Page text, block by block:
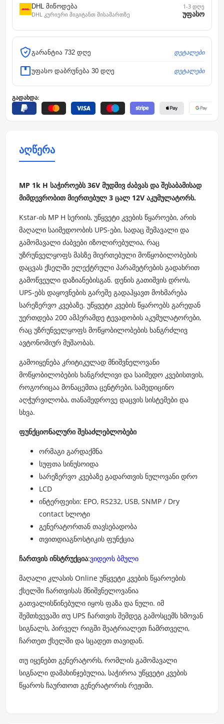
DHL მიწოდება
DHL კურიერი მიგიტანთ მისამართზე
1-3 დღე
უფასო
გარანტია 732 დღე დეტალები
უფასო დაბრუნება 30 დღე დეტალები
გადახდა:
აღწერა
MP 1k H საჭიროებს 36V მუდმივ ძაბვას და შესაბამისად
მიმდევრობით მიერთებულ 3 ცალ 12V აკუმულატორს.
Kstar-ის MP H სერიის, უწყვეტი კვების წყაროები, არის
მაღალი საიმედოობის UPS-ები, სადაც შემავალი და
გამომავალი ძაბვები იზოლირებულია, რაც
უზრუნველყოფს მასზე მიერთებული მოწყობილობების
დაცვას ქსელში ელექტრული პარამეტრების გადახრით
გამოწვეული დაზიანებისგან. დენის გათიშვის დროს,
UPS-ებს დაყოვნების გარეშე გადაჰყავთ მოხმარება
სარეზერვო კვებაზე. უწყვეტი კვების წყაროებს გარედან
უერთდება 200 ამპერამდე ტევადობის აკუმულატორები,
რაც უზრუნველყოფს მოწყობილობების ხანგრძლივ
ავტონომიურ მუშაობას.
გამოიყენება კრიტიკულად მნიშვნელოვანი
მოწყობილობების ხანგრძლივი და საიმედო კვებისთვის,
როგორიცაა მონაცემთა ცენტრები, სამედიცინო
აღჭურვილობა, თანამედროვე დაცვის სისტემები და
სხვა.
ფუნქციონალური შესაძლებლობები
ორმაგი გარდაქმნა
სუფთა სინუსოიდა
სარეზერვო კვებაზე გადართვის ნულოვანი დრო
LCD
ინტერფეისი: EPO, RS232, USB, SNMP / Dry
contact სლოტი
გენერატორთან თავსებადობა
თვითდიაგნოსტიკის ფუნქცია
ჩართვის ინსტრუქცია:ვიდეოს ბმული
მაღალი კლასის Online უწყვეტი კვების წყაროების
ქსელში ჩართვისას მნიშვნელოვანია
გათვალისწინებული იყოს ფაზა და ნული. იმ
შემთხვევაში თუ UPS ჩართვის შემდეგ გამოსცემს ხმოვან
სიგნალს, პირველ რიგში შეატრიალეთ ჩამრთველი,
ჩართეთ ქსელში და სცადეთ თავიდან.
თუ იყენებთ გენერატორს, რომლის გამომავალი
სიგნალი დამახინჯებულია, საჭიროა უწყვეტი კვების
წყაროს ჩაურთოთ გენერატორის რეჟიმი.